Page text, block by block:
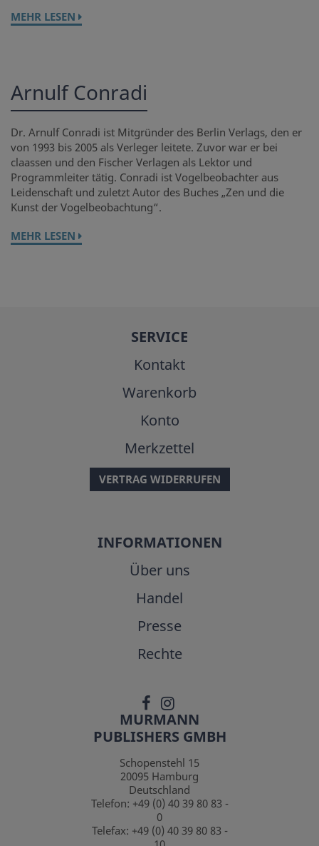
MEHR LESEN
Arnulf Conradi
Dr. Arnulf Conradi ist Mitgründer des Berlin Verlags, den er
von 1993 bis 2005 als Verleger leitete. Zuvor war er bei
claassen und den Fischer Verlagen als Lektor und
Programmleiter tätig. Conradi ist Vogelbeobachter aus
Leidenschaft und zuletzt Autor des Buches „Zen und die
Kunst der Vogelbeobachtung“.
MEHR LESEN
SERVICE
Kontakt
Warenkorb
Konto
Merkzettel
VERTRAG WIDERRUFEN
INFORMATIONEN
Über uns
Handel
Presse
Rechte
MURMANN
PUBLISHERS GMBH
Schopenstehl 15
20095 Hamburg
Deutschland
Telefon: +49 (0) 40 39 80 83 -
0
Telefax: +49 (0) 40 39 80 83 -